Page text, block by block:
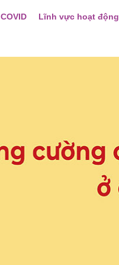
Lĩnh vực hoạt động